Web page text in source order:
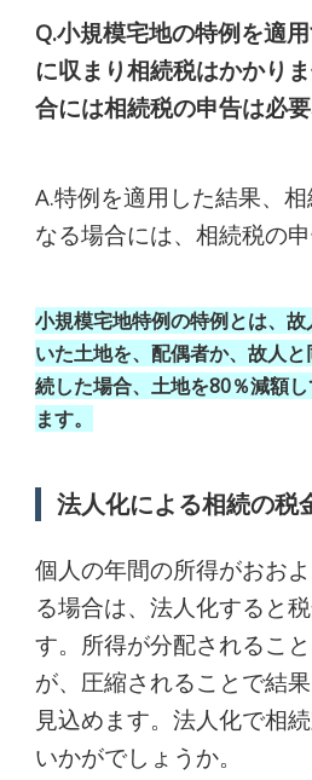
Q.小規模宅地の特例を適
に収まり相続税はかかり
合には相続税の申告は必
A.特例を適用した結果、
なる場合には、相続税の申
小規模宅地特例の特例とは、
いた土地を、配偶者か、故人
続した場合、土地を80％減額
ます。
法人化による相続の税
個人の年間の所得がおお
る場合は、法人化すると
す。所得が分配されるこ
が、圧縮されることで結
見込めます。法人化で相
いかがでしょうか。